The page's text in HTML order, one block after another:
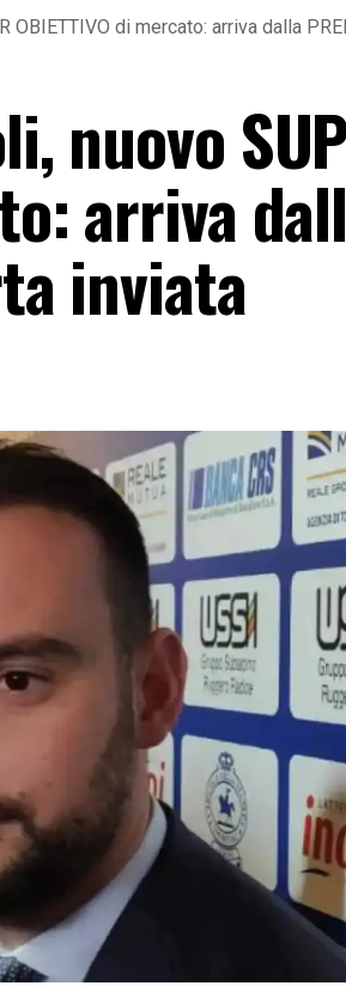
OBIETTIVO di mercato: arriva dalla
nuovo
arriva
inviata